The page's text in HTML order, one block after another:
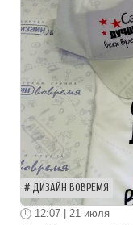
ДИЗАЙН ВОВРЕМЯ
12:07 | 21 июля